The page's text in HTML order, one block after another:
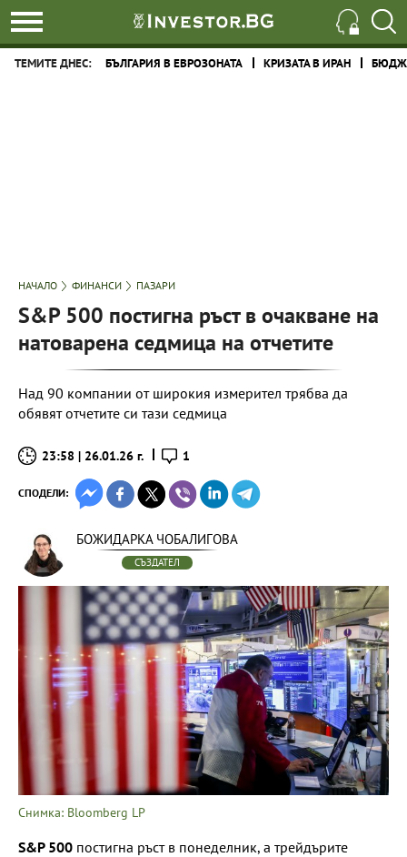
ТЕМИТЕ ДНЕС: БЪЛГАРИЯ В ЕВРОЗОНАТА КРИЗАТА В ИРАН
НАЧАЛО ФИНАНСИ ПАЗАРИ
S&P 500 постигна ръст в очакване на
натоварена седмица на отчетите
Над 90 компании от широкия измерител трябва да
обявят отчетите си тази седмица
23:58 | 26.01.26 г. 1
СПОДЕЛИ:
БОЖИДАРКА ЧОБАЛИГОВА
СЪЗДАТЕЛ
Снимка: Bloomberg LP
S&P 500 постигна ръст в понеделник, а трейдърите